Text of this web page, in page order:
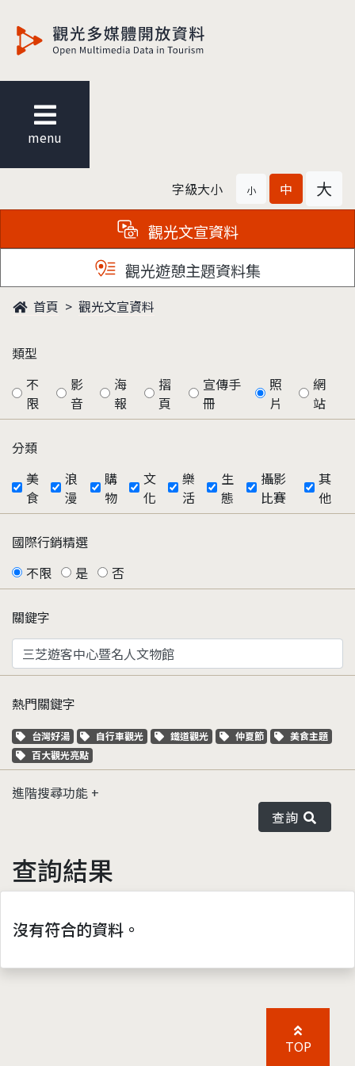
menu
字級大小 小 中 大
觀光文宣資料
觀光遊憩主題資料集
首頁 觀光文宣資料
類型
不
限
影
音
海
報
摺
頁
宣傳手
冊
照
片
網
站
分類
美
食
浪
漫
購
物
文
化
樂
活
生
態
攝影
比賽
其
他
國際行銷精選
不限
是 否
關鍵字
熱門關鍵字
關鍵字標籤
台灣好湯 關鍵字標籤
自行車觀光 關鍵字標籤
鐵道觀光 關鍵字標籤
仲夏節 關鍵字標籤
美食主題
關鍵字標籤
百大觀光亮點
進階搜尋功能
查詢
查詢結果
沒有符合的資料。
TOP